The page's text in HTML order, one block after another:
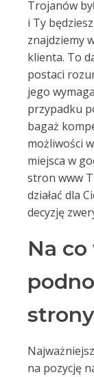
Trojanów
i Ty
znajdziemy
klienta. To
postaci
jego
przypadku
bagaż
możliwości
miejsca w
stron www
działać dla
decyzję
Na co
na pozycję